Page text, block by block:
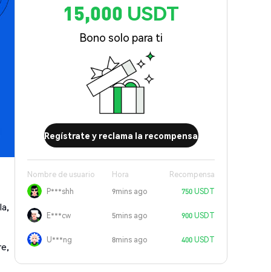
15,000 USDT
Bono solo para ti
Regístrate y reclama la recompensa
Nombre de usuario Hora
Recompensa
P***shh
9mins ago 750 USDT
E***cw 5mins ago 900 USDT
U***ng 8mins ago 400 USDT